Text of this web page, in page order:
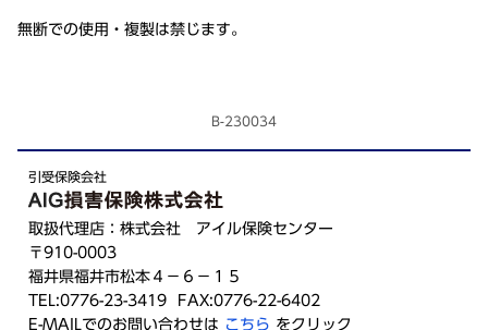
無断での使用・複製は禁じます。
B-230034
引受保険会社
取扱代理店：株式会社 アイル保険センター
〒910-0003
福井県福井市松本４－６－１５
TEL:0776-23-3419 FAX:0776-22-6402
E-MAILでのお問い合わせは こちら をクリック